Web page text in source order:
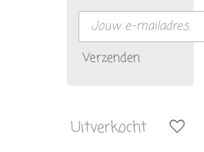
Verzenden
Uitverkocht